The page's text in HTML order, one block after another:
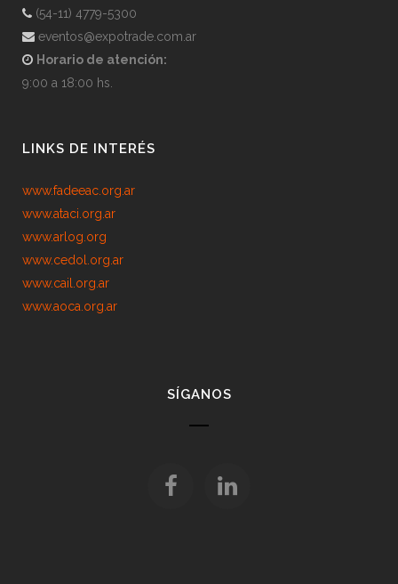
(54-11) 4779-5300
eventos@expotrade.com.ar
Horario de atención:
9:00 a 18:00 hs.
LINKS DE INTERÉS
www.fadeeac.org.ar
www.ataci.org.ar
www.arlog.org
www.cedol.org.ar
www.cail.org.ar
www.aoca.org.ar
SÍGANOS